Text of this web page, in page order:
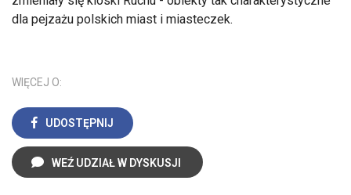
dla pejzażu polskich miast i miasteczek.
WIĘCEJ O:
UDOSTĘPNIJ
WEŹ UDZIAŁ W DYSKUSJI